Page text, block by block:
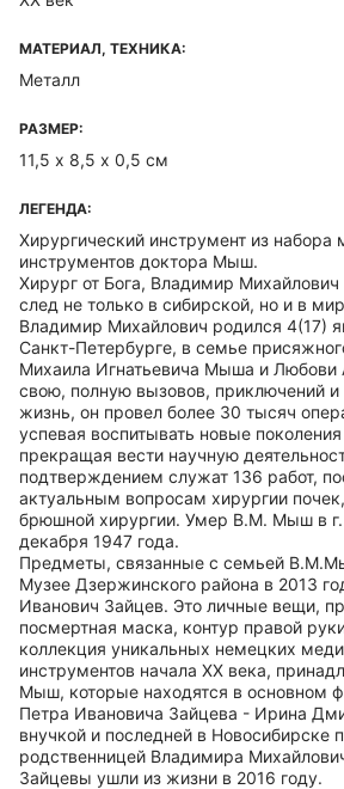
МАТЕРИАЛ, ТЕХНИКА:
Металл
РАЗМЕР:
11,5 х 8,5 х 0,5 см
ЛЕГЕНДА:
Хирургический инструмент из набора
инструментов доктора Мыш.
Хирург от Бога, Владимир
след не только в сибирской, но и в
Владимир Михайлович родился 4(17)
Санкт-Петербурге, в семье
Михаила Игнатьевича Мыша и
свою, полную вызовов, приключений и
жизнь, он провел более 30 тысяч
успевая воспитывать новые
прекращая вести научную
подтверждением служат 136 работ,
актуальным вопросам хирургии
брюшной хирургии. Умер В.М. Мыш в г.
декабря 1947 года.
Предметы, связанные с семьей
Музее Дзержинского района в 2013
Иванович Зайцев. Это личные вещи,
посмертная маска, контур правой
коллекция уникальных немецких
инструментов начала XX века,
Мыш, которые находятся в основном
Петра Ивановича Зайцева - Ирина
внучкой и последней в Новосибирске
родственницей Владимира
Зайцевы ушли из жизни в 2016 году.